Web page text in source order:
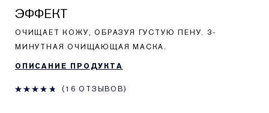
ЭФФЕКТ
ОЧИЩАЕТ КОЖУ, ОБРАЗУЯ ГУСТУЮ ПЕНУ. 3-
МИНУТНАЯ ОЧИЩАЮЩАЯ МАСКА.
ОПИСАНИЕ ПРОДУКТА
16 ОТЗЫВОВ